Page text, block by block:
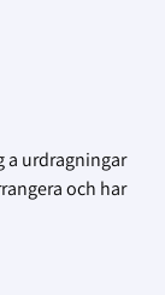
a urdragningar
och har